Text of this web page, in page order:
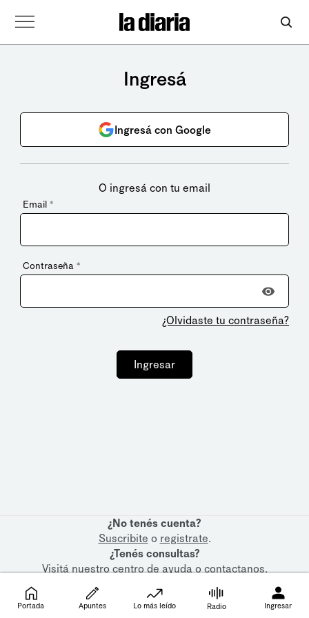
Ingresá
Ingresá con Google
O ingresá con tu email
Email *
Contraseña *
¿Olvidaste tu contraseña?
Ingresar
¿No tenés cuenta?
Suscribite o registrate.
¿Tenés consultas?
Visitá nuestrocentro de ayudaocontactanos.
Portada Apuntes Lo más leído Radio Ingresar